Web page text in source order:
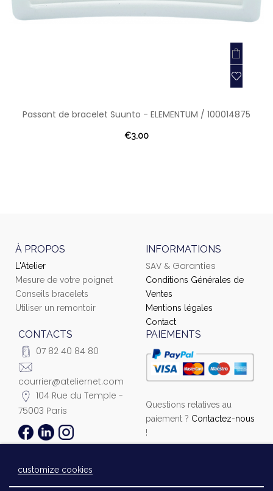
Passant de bracelet Suunto - ELEMENTUM / 100014875
€3.00
À PROPOS
L'Atelier
Mesure de votre poignet
Conseils bracelets
Utiliser un remontoir
INFORMATIONS
SAV & Garanties
Conditions Générales de
Ventes
Mentions légales
Contact
CONTACTS
07 82 40 84 80
courrier@ateliernet.com
104 Rue du Temple -
75003 Paris
PAIEMENTS
Questions relatives au
paiement ? Contactez-nous
!
customize cookies